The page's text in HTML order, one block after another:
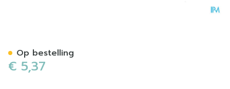
€ 5,37
Op bestelling